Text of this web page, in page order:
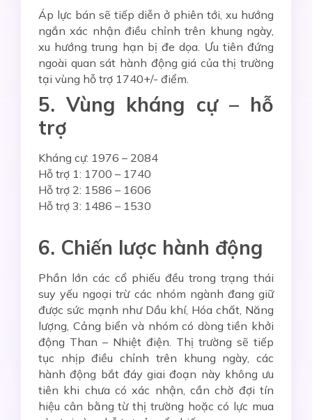
Áp lực bán sẽ tiếp diễn ở phiên tới, xu hướng
ngắn xác nhận điều chỉnh trên khung ngày,
xu hướng trung hạn bị đe dọa. Ưu tiên đứng
ngoài quan sát hành động giá của thị trường
tại vùng hỗ trợ 1740+/- điểm.
5. Vùng kháng cự – hỗ
trợ
Kháng cự: 1976 – 2084
Hỗ trợ 1: 1700 – 1740
Hỗ trợ 2: 1586 – 1606
Hỗ trợ 3: 1486 – 1530
6. Chiến lược hành động
Phần lớn các cổ phiếu đều trong trạng thái
suy yếu ngoại trừ các nhóm ngành đang giữ
được sức mạnh như Dầu khí, Hóa chất, Năng
lượng, Cảng biển và nhóm có dòng tiền khởi
động Than – Nhiệt điện. Thị trường sẽ tiếp
tục nhịp điều chỉnh trên khung ngày, các
hành động bắt đáy giai đoạn này không ưu
tiên khi chưa có xác nhận, cần chờ đợi tín
hiệu cân bằng từ thị trường hoặc có lực mua